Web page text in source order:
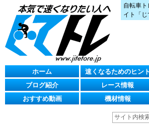
自転車
イト「じ
ホーム
速くなるためのヒン
ブログ紹介
レース情報
おすすめ動画
機材情報